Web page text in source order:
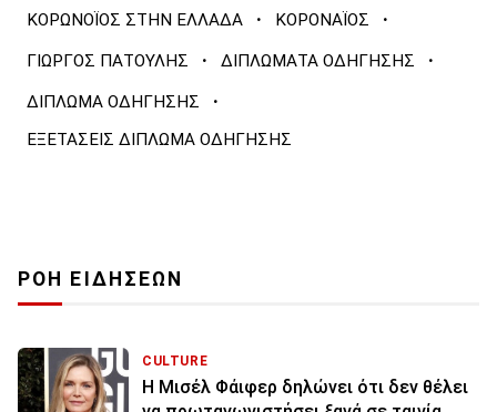
ΚΟΡΩΝΟΪΟΣ ΣΤΗΝ ΕΛΛΑΔΑ · ΚΟΡΟΝΑΪΟΣ ·
ΓΙΩΡΓΟΣ ΠΑΤΟΥΛΗΣ · ΔΙΠΛΩΜΑΤΑ ΟΔΗΓΗΣΗΣ ·
ΔΙΠΛΩΜΑ ΟΔΗΓΗΣΗΣ ·
ΕΞΕΤΑΣΕΙΣ ΔΙΠΛΩΜΑ ΟΔΗΓΗΣΗΣ
ΡΟΗ ΕΙΔΗΣΕΩΝ
CULTURE
Η Μισέλ Φάιφερ δηλώνει ότι δεν θέλει